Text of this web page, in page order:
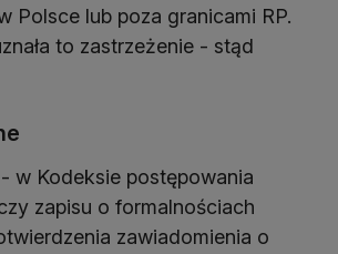
Polsce lub poza granicami RP.
to zastrzeżenie - stąd
w Kodeksie postępowania
zapisu o formalnościach
zawiadomienia o